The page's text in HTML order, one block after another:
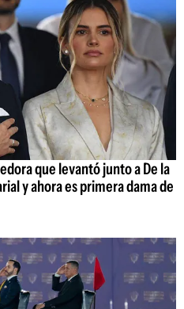
que levantó junto a De la
y ahora es primera dama de